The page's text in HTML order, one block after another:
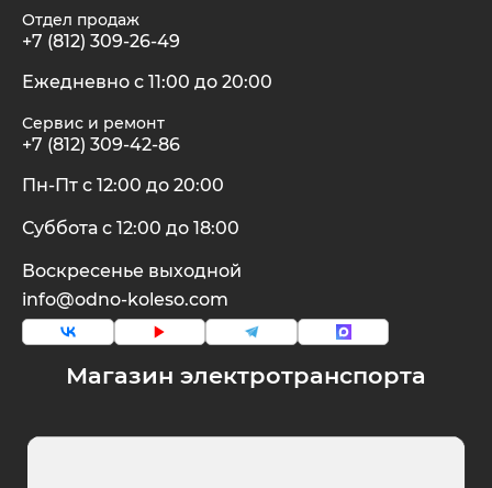
Магазин электротранспорта
Отдел продаж
+7 (812) 309-26-49
Ежедневно с 11:00 до 20:00
Сервис и ремонт
+7 (812) 309-42-86
Пн-Пт с 12:00 до 20:00
Суббота с 12:00 до 18:00
Воскресенье выходной
info@odno-koleso.com